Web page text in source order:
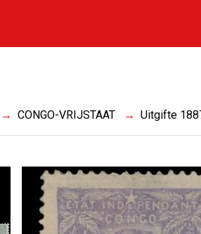
CONGO-VRIJSTAAT Uitgifte